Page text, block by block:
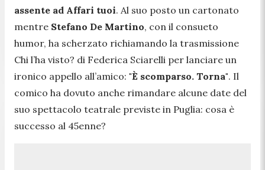
assente ad Affari tuoi. Al suo posto un cartonato
mentre Stefano De Martino, con il consueto
humor, ha scherzato richiamando la trasmissione
Chi l’ha visto? di Federica Sciarelli per lanciare un
ironico appello all’amico: "È scomparso. Torna". Il
comico ha dovuto anche rimandare alcune date del
suo spettacolo teatrale previste in Puglia: cosa è
successo al 45enne?